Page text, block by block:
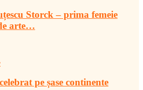
Storck – prima femeie
arte…
pe șase continente